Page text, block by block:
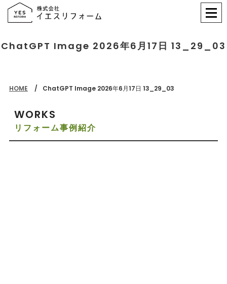
ChatGPT Image 2026年6月17日 13_29_03
HOME ChatGPT Image 2026年6月17日 13_29_03
WORKS
リフォーム事例紹介